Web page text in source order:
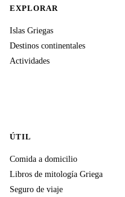
EXPLORAR
Islas Griegas
Destinos continentales
Actividades
ÚTIL
Comida a domicilio
Libros de mitología Griega
Seguro de viaje